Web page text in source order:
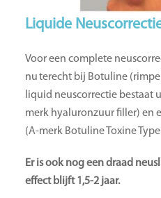
Liquide
Voor een complete
nu terecht bij Botuline
liquid neuscorrectie bestaat
merk hyaluronzuur filler) en
(A-merk Botuline Toxine
Er is ook nog een draad
effect blijft 1,5-2 jaar.